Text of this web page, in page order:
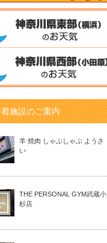
施設のご案内
羊 焼肉 しゃぶしゃぶ ようさ
い
THE PERSONAL GYM武蔵小
杉店